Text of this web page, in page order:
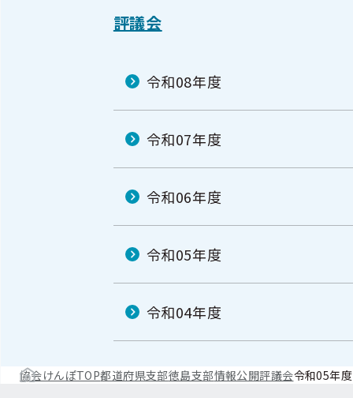
ー
評議会
令和08年度
令和07年度
令和06年度
令和05年度
令和04年度
協会けんぽTOP都道府県支部徳島支部情報公開評議会令和05年度